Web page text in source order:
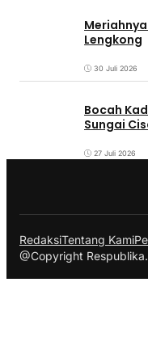
Lengkong
30 Juli 2026
Bocah
Sungai
27 Juli 2026
RedaksiTentang Kami
@Copyright